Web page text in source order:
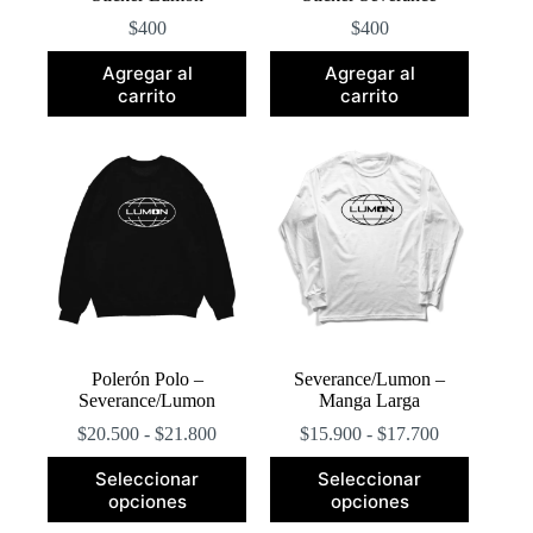
$400
Agregar al
carrito
$400
Agregar al
carrito
Polerón Polo –
Severance/Lumon
$20.500 - $21.800Rango
de
$20.500
Seleccionar
opciones
Este
producto
tiene
Severance/Lumon –
Manga Larga
$15.900 - $17.700Rango
de
$15.900
Seleccionar
opciones
Este
producto
tiene